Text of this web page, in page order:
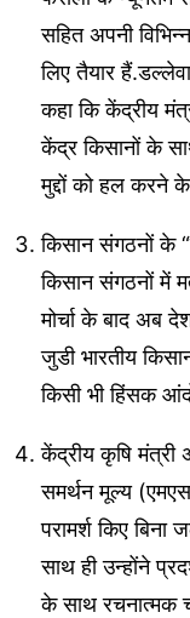
सहित अपनी
लिए तैयार
कहा कि केंद्रीय
केंद्र किसानों के
मुद्दों को हल करने
किसान संगठनों के
किसान संगठनों में
मोर्चा के बाद
जुडी भारतीय
किसी भी हिंसक
केंद्रीय कृषि
समर्थन मूल्य
परामर्श किए
साथ ही उन्होंने
के साथ रचनात्मक